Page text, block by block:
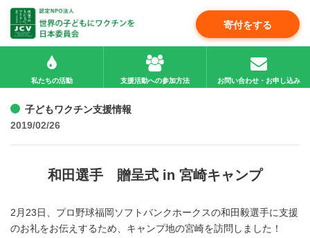
寄付をする
私たちの活動 支援活動への参加方法 お問い合わせ・お申し込み
子どもワクチン支援情報
2019/02/26
和田選手 贈呈式 in 宮崎キャンプ
2月23日、プロ野球福岡ソフトバンクホークスの和田毅選手に支援
のお礼をお伝えするため、キャンプ地の宮崎を訪問しました！